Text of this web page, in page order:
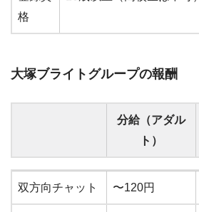
格
大塚ブライトグループの報酬
分給（アダル
ト）
分給（アダル
ト）
双方向チャット 〜120円